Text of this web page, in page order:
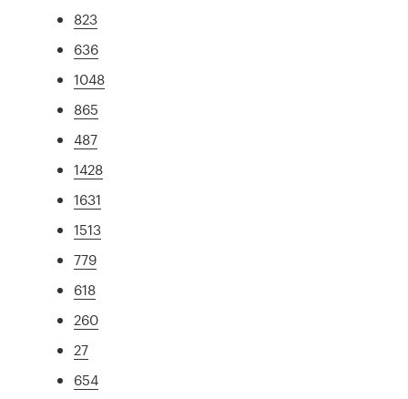
823
636
1048
865
487
1428
1631
1513
779
618
260
27
654